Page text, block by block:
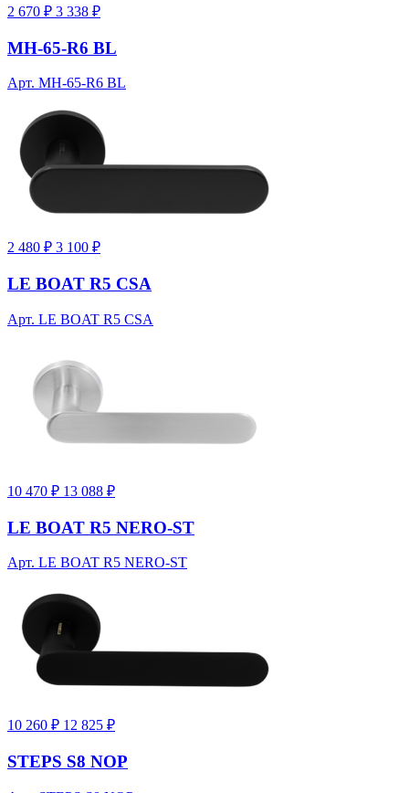
2 670 ₽ 3 338 ₽
MH-65-R6 BL
Арт. MH-65-R6 BL
2 480 ₽ 3 100 ₽
LE BOAT R5 CSA
Арт. LE BOAT R5 CSA
10 470 ₽ 13 088 ₽
LE BOAT R5 NERO-ST
Арт. LE BOAT R5 NERO-ST
10 260 ₽ 12 825 ₽
STEPS S8 NOP